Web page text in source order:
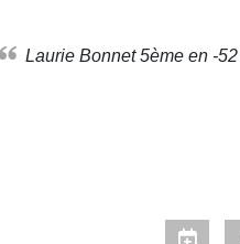
Laurie Bonnet 5ème en -